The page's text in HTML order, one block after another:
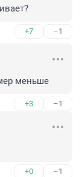
+7 –1
меньше
+3 –1
+0 –1